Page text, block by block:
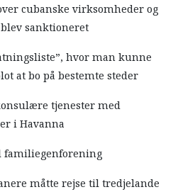
cubanske virksomheder og
sanktioneret
hvor man kunne
at bo på bestemte steder
tjenester med
i Havanna
familiegenforening
måtte rejse til tredjelande